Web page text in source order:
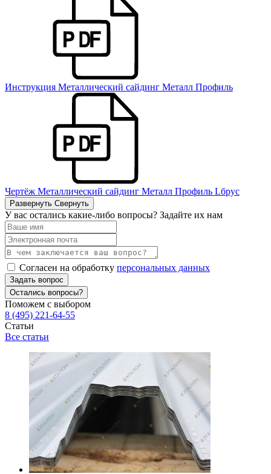
Инструкция Металлический сайдинг Металл Профиль
Чертёж Металлический сайдинг Металл Профиль Lбрус
Развернуть Свернуть
У вас остались какие-либо вопросы? Задайте их нам
Согласен на обработку персональных данных
Задать вопрос
Остались вопросы?
Поможем с выбором
8 (495) 221-64-55
Статьи
Все статьи